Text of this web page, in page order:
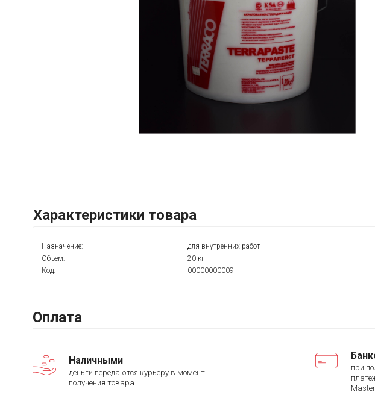
Характеристики товара
Назначение:
для внутренних работ
Объем:
20 кг
Код:
00000000009
Оплата
Наличными
деньги передаются курьеру в момент
получения товара
при